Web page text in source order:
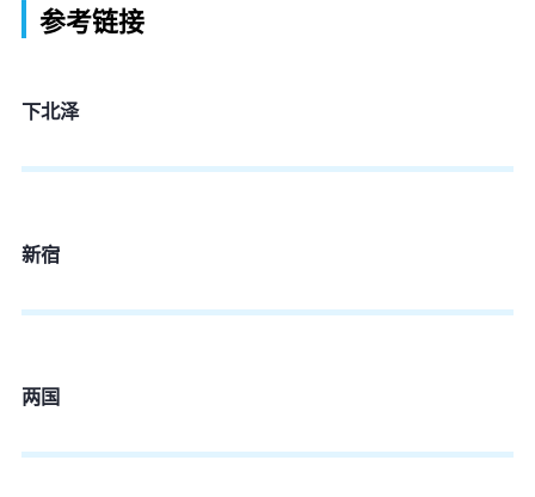
参考链接
下北泽
新宿
两国